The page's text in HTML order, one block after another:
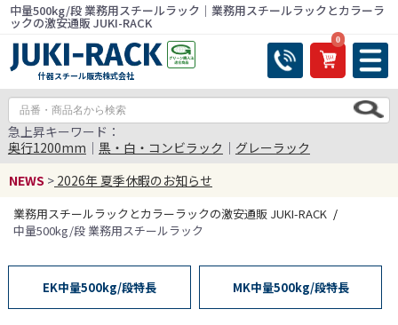
中量500kg/段 業務用スチールラック｜業務用スチールラックとカラーラ
ックの激安通販 JUKI-RACK
什器スチール販売株式会社
0
急上昇キーワード：
奥行1200mm ｜ 黒・白・コンビラック ｜ グレーラック
NEWS > 2026年 夏季休暇のお知らせ
業務用スチールラックとカラーラックの激安通販 JUKI-RACK
中量500kg/段 業務用スチールラック
EK中量500kg/段特長 MK中量500kg/段特長